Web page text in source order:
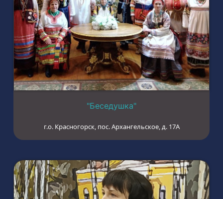
"Беседушка"
г.о. Красногорск, пос. Архангельское, д. 17А